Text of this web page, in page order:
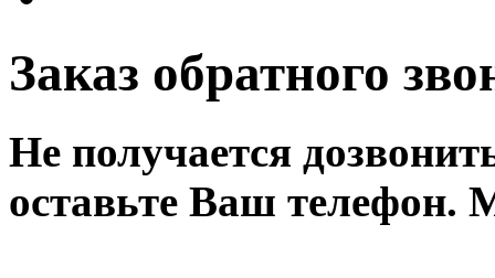
Заказ обратного
Не получается
оставьте Ваш